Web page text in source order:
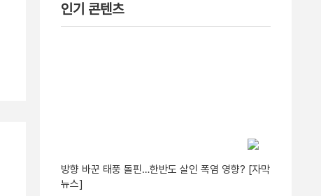
인기 콘텐츠
방향 바꾼 태풍 돌핀…한반도 살인 폭염 영향? [자막
뉴스]